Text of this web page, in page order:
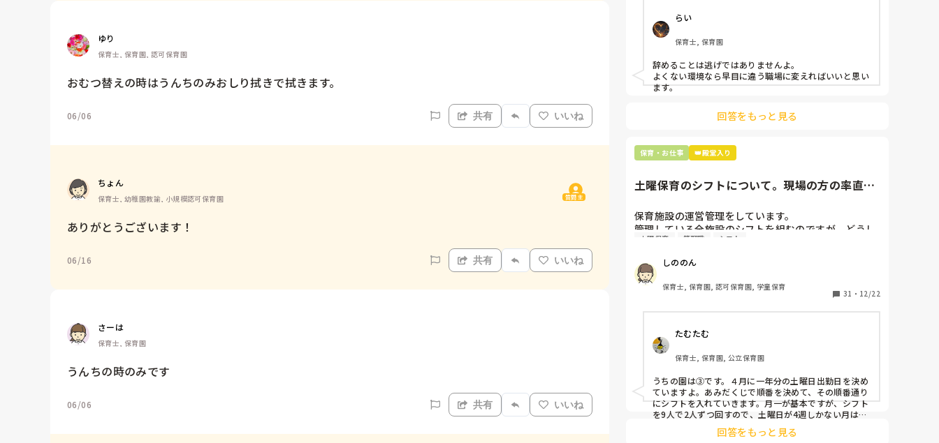
ゆり
保育士, 保育園, 認可保育園
おむつ替えの時はうんちのみおしり拭きで拭きます。
06/06 共有 いいね
ちょん
保育士, 幼稚園教諭, 小規模認可保育園 質問主
ありがとうございます！
06/16 共有 いいね
さーは
保育士, 保育園
うんちの時のみです
06/06 共有 いいね
仕方ないよね
もう何も言わずに
子どもの言いなりになればいいんだね
などいう意見で…
上の先生に相談することは難しそうです。
正直苦しい。
辞めることは逃げ、と、過去辞めた人も何年も言われ
続けています
らい
保育士, 保育園
辞めることは逃げではありませんよ。
よくない環境なら早目に違う職場に変えればいいと思い
ます。
回答をもっと見る
保育・お仕事 👑殿堂入り
土曜保育のシフトについて。現場の方の率直な
保育施設の運営管理をしています。
管理している全施設のシフトを組むのですが、どうし
ても土曜保育だけは入れる方が少なく、いつも苦労し
応募の段階では皆、月1〜2回の土曜出勤があることに
同意して入職しているはずですが、いざ勤務が始まる
と一日も土曜出勤が出来ない方ばかりです。
①土曜日の希望休は2日まで、と制限をかける
②毎月、必ず土曜保育に入ることのできる日を1日だ
けピックアップしてもらう
③仮シフトが出た時、土曜出勤が難しければ自身で代
わりの人を交渉して見つけてもらう
上記のいずれかの対策を取り入れることを考えていま
土曜保育 管理職 シフト
しののん
保育士, 保育園, 認可保育園, 学童保育
31 ・ 12/22
たむたむ
保育士, 保育園, 公立保育園
うちの園は③です。４月に一年分の土曜日出勤日を決め
ていますよ。あみだくじで順番を決めて、その順番通り
にシフトを入れていきます。月一が基本ですが、シフト
を9人で2人ずつ回すので、土曜日が4週しかない月は無
しの時もありますよ。その土曜日が出られない人は、同
じシフト時間の人と自分で交代して貰い、主任に報告し
回答をもっと見る